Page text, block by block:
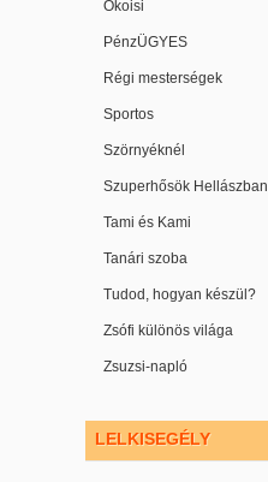
Ökoisi
PénzÜGYES
Régi mesterségek
Sportos
Szörnyéknél
Szuperhősök Hellászban
Tami és Kami
Tanári szoba
Tudod, hogyan készül?
Zsófi különös világa
Zsuzsi-napló
LELKISEGÉLY